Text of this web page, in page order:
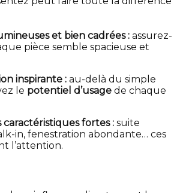
et bien cadrées : assurez-
pièce semble spacieuse et
inspirante : au-delà du simple
le potentiel d’usage de chaque
caractéristiques fortes : suite
in, fenestration abondante… ces
l’attention.